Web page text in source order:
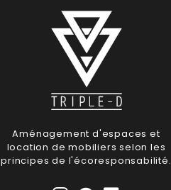
Aménagement d'espaces et
location de mobiliers selon les
principes de l'écoresponsabilité.